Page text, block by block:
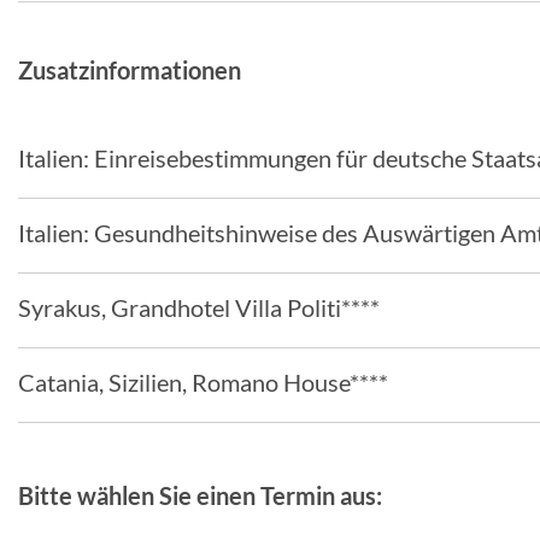
Zusatzinformationen
Italien: Einreisebestimmungen für deutsche
Italien: Gesundheitshinweise des Auswärtigen
Syrakus, Grandhotel Villa Politi****
Catania, Sizilien, Romano House****
Bitte wählen Sie einen Termin aus: